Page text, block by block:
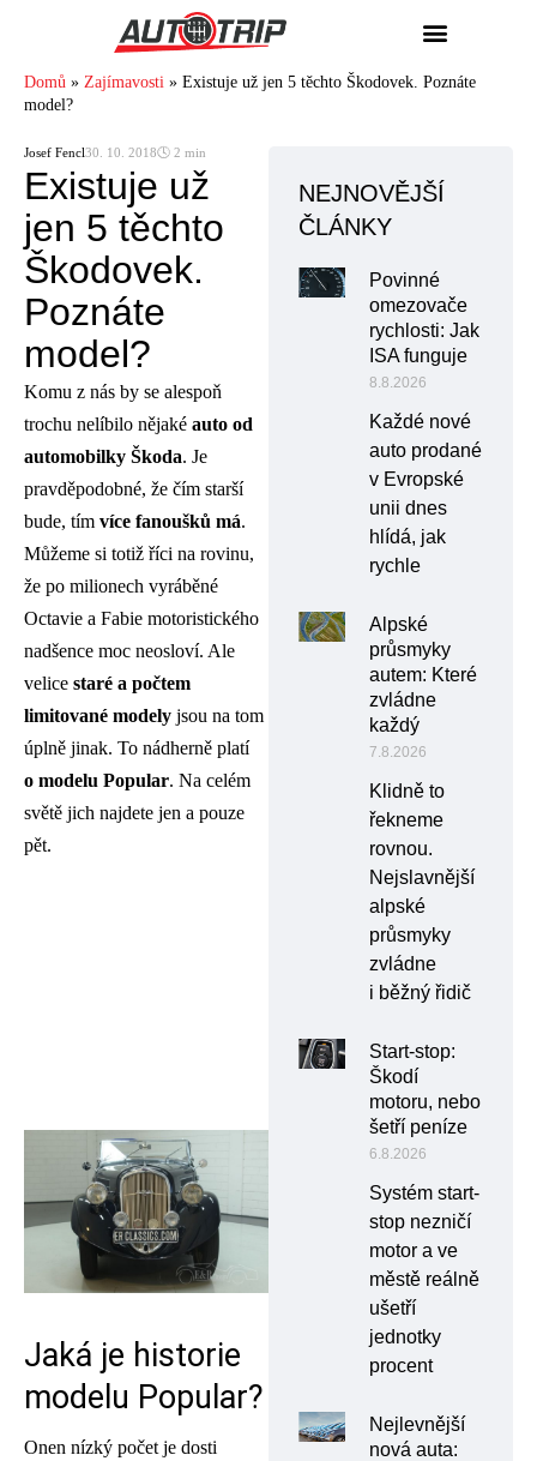
Domů » Zajímavosti » Existuje už jen 5 těchto Škodovek. Poznáte
model?
Josef Fencl30. 10. 2018🕓 2 min
Existuje už
jen 5 těchto
Škodovek.
Poznáte
model?
Komu z nás by se alespoň
trochu nelíbilo nějaké auto od
automobilky Škoda. Je
pravděpodobné, že čím starší
bude, tím více fanoušků má.
Můžeme si totiž říci na rovinu,
že po milionech vyráběné
Octavie a Fabie motoristického
nadšence moc neosloví. Ale
velice staré a počtem
limitované modely jsou na tom
úplně jinak. To nádherně platí
o modelu Popular. Na celém
světě jich najdete jen a pouze
pět.
Jaká je historie
modelu Popular?
Onen nízký počet je dosti
NEJNOVĚJŠÍ
ČLÁNKY
Povinné
omezovače
rychlosti: Jak
ISA funguje
8.8.2026
Každé nové
auto prodané
v Evropské
unii dnes
hlídá, jak
rychle
Alpské
průsmyky
autem: Které
zvládne
každý
7.8.2026
Klidně to
řekneme
rovnou.
Nejslavnější
alpské
průsmyky
zvládne
i běžný řidič
Start-stop:
Škodí
motoru, nebo
šetří peníze
6.8.2026
Systém start-
stop nezničí
motor a ve
městě reálně
ušetří
jednotky
procent
Nejlevnější
nová auta: